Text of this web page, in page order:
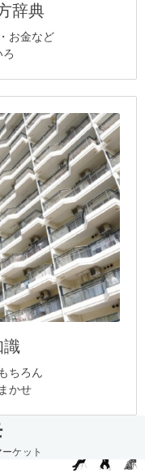
辞典
お金など
識
ちろん
かせ
ケット